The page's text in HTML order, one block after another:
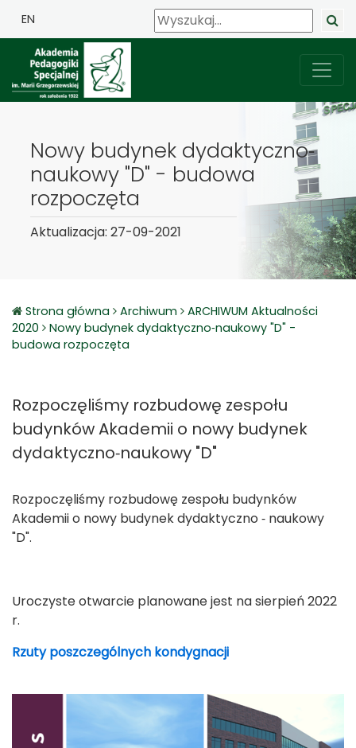
EN
Nowy budynek dydaktyczno‐
naukowy "D" - budowa
rozpoczęta
Aktualizacja: 27-09-2021
Strona główna Archiwum
ARCHIWUM Aktualności
2020
Nowy budynek dydaktyczno‐naukowy "D" -
budowa rozpoczęta
Rozpoczęliśmy rozbudowę zespołu
budynków Akademii o nowy budynek
dydaktyczno‐naukowy "D"
Rozpoczęliśmy rozbudowę zespołu budynków
Akademii o nowy budynek dydaktyczno ‐ naukowy
"D".
Uroczyste otwarcie planowane jest na sierpień 2022
r.
Rzuty poszczególnych kondygnacji